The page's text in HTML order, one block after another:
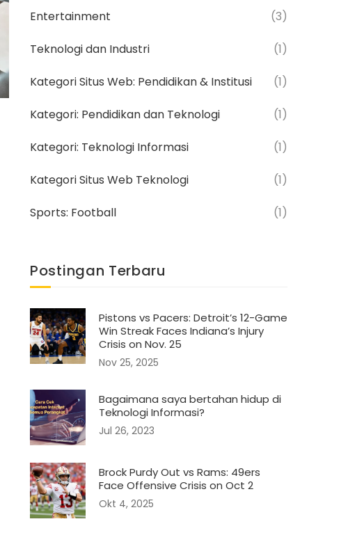
Entertainment (3)
Teknologi dan Industri (1)
Kategori Situs Web: Pendidikan & Institusi (1)
Kategori: Pendidikan dan Teknologi (1)
Kategori: Teknologi Informasi (1)
Kategori Situs Web Teknologi (1)
Sports: Football (1)
Postingan Terbaru
Pistons vs Pacers: Detroit’s 12-Game
Win Streak Faces Indiana’s Injury
Crisis on Nov. 25
Nov 25, 2025
Bagaimana saya bertahan hidup di
Teknologi Informasi?
Jul 26, 2023
Brock Purdy Out vs Rams: 49ers
Face Offensive Crisis on Oct 2
Okt 4, 2025